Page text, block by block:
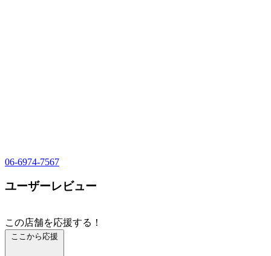
06-6974-7567
ユーザーレビュー
この店舗を応援する！
ここから応援